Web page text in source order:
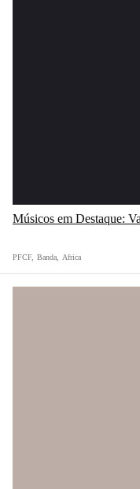
Músicos em Destaque:
PFCF, Banda Africa